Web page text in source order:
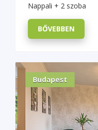
Nappali + 2 szoba
BŐVEBBEN
Budapest